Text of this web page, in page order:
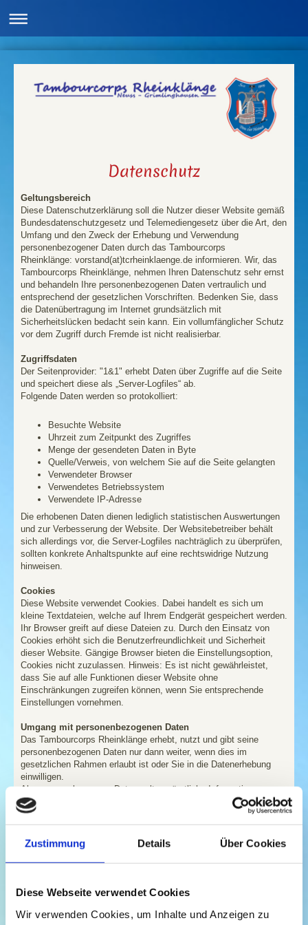
Zustimmung Details Über Cookies
Diese Webseite verwendet Cookies
Wir verwenden Cookies, um Inhalte und Anzeigen zu
Datenschutz
Geltungsbereich
Diese Datenschutzerklärung soll die Nutzer dieser Website gemäß
Bundesdatenschutzgesetz und Telemediengesetz über die Art, den
Umfang und den Zweck der Erhebung und Verwendung
personenbezogener Daten durch das Tambourcorps
Rheinklänge: vorstand(at)tcrheinklaenge.de informieren. Wir, das
Tambourcorps Rheinklänge, nehmen Ihren Datenschutz sehr ernst
und behandeln Ihre personenbezogenen Daten vertraulich und
entsprechend der gesetzlichen Vorschriften. Bedenken Sie, dass
die Datenübertragung im Internet grundsätzlich mit
Sicherheitslücken bedacht sein kann. Ein vollumfänglicher Schutz
vor dem Zugriff durch Fremde ist nicht realisierbar.
Zugriffsdaten
Der Seitenprovider: "1&1" erhebt Daten über Zugriffe auf die Seite
und speichert diese als „Server-Logfiles“ ab.
Folgende Daten werden so protokolliert:
Besuchte Website
Uhrzeit zum Zeitpunkt des Zugriffes
Menge der gesendeten Daten in Byte
Quelle/Verweis, von welchem Sie auf die Seite gelangten
Verwendeter Browser
Verwendetes Betriebssystem
Verwendete IP-Adresse
Die erhobenen Daten dienen lediglich statistischen Auswertungen
und zur Verbesserung der Website. Der Websitebetreiber behält
sich allerdings vor, die Server-Logfiles nachträglich zu überprüfen,
sollten konkrete Anhaltspunkte auf eine rechtswidrige Nutzung
hinweisen.
Cookies
Diese Website verwendet Cookies. Dabei handelt es sich um
kleine Textdateien, welche auf Ihrem Endgerät gespeichert werden.
Ihr Browser greift auf diese Dateien zu. Durch den Einsatz von
Cookies erhöht sich die Benutzerfreundlichkeit und Sicherheit
dieser Website. Gängige Browser bieten die Einstellungsoption,
Cookies nicht zuzulassen. Hinweis: Es ist nicht gewährleistet,
dass Sie auf alle Funktionen dieser Website ohne
Einschränkungen zugreifen können, wenn Sie entsprechende
Einstellungen vornehmen.
Umgang mit personenbezogenen Daten
Das Tambourcorps Rheinklänge erhebt, nutzt und gibt seine
personenbezogenen Daten nur dann weiter, wenn dies im
gesetzlichen Rahmen erlaubt ist oder Sie in die Datenerhebung
einwilligen.
Als personenbezogene Daten gelten sämtliche Informationen,
welche dazu dienen, Ihre Person zu bestimmen und welche zu
Ihnen zurückverfolgt werden können – also beispielsweise Ihr
Name, Ihre E-Mail-Adresse und Telefonnummer.
Umgang mit Kontaktdaten
Nehmen Sie mit dem Tambourcorps Rheinklänge durch die
Angaben gespeichert, damit auf diese zur Bearbeitung und
Ihre Einwilligung werden diese Daten nicht an Dritte weitergegeben.